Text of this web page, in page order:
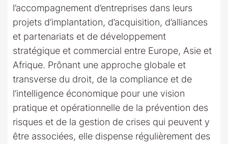
l’accompagnement d’entreprises dans leurs
projets d’implantation, d’acquisition, d’alliances
et partenariats et de développement
stratégique et commercial entre Europe, Asie et
Afrique. Prônant une approche globale et
transverse du droit, de la compliance et de
l’intelligence économique pour une vision
pratique et opérationnelle de la prévention des
risques et de la gestion de crises qui peuvent y
être associées, elle dispense régulièrement des